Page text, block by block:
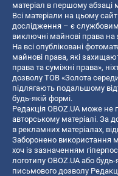
матеріал в першому абзаці
Всі матеріали на цьому
дослідження – є
виключні майнові права
На всі опубліковані
майнові права, які
права та суміжні права»,
дозволу ТОВ «Золота
підлягають подальшому
будь-якій формі.
Редакція OBOZ.UA може не
авторському матеріалі. За
в рекламних матеріалах,
Заборонено використання
хоч із зазначенням
логотипу OBOZ.UA або
письмового дозволу